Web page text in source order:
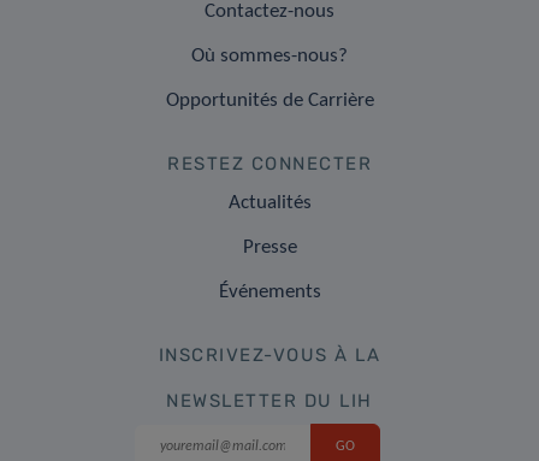
Contactez-nous
Où sommes-nous?
Opportunités de Carrière
RESTEZ CONNECTER
Actualités
Presse
Événements
INSCRIVEZ-VOUS À LA
NEWSLETTER DU LIH